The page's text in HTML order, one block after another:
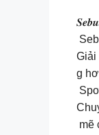
Giải
g
mẽ